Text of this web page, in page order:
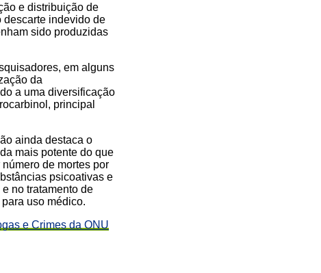
e distribuição de
descarte indevido de
sido produzidas
em alguns
da
a uma diversificação
principal
ainda destaca o
mais potente do que
de mortes por
psicoativas e
no tratamento de
uso médico.
e Crimes da ONU